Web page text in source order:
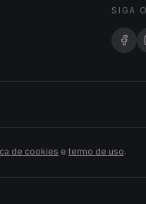
SIGA
de cookies e termo de uso.